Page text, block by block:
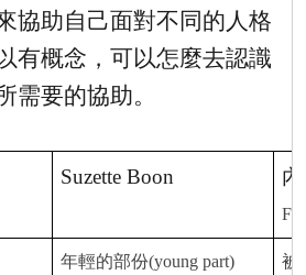
協助自己面對不同的人格
有概念，可以怎麼去認識
需要的協助。
Suzette Boon
年輕的部份(young part) 被